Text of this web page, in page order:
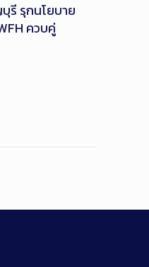
รี รุกนโยบาย
ควบคู่